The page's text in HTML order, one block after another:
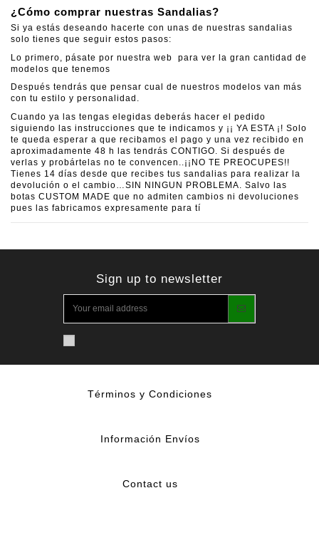
¿Cómo comprar nuestras Sandalias?
Si ya estás deseando hacerte con unas de nuestras sandalias
solo tienes que seguir estos pasos:
Lo primero, pásate por nuestra web para ver la gran cantidad de
modelos que tenemos
Después tendrás que pensar cual de nuestros modelos van más
con tu estilo y personalidad.
Cuando ya las tengas elegidas deberás hacer el pedido
siguiendo las instrucciones que te indicamos y ¡¡ YA ESTA ¡! Solo
te queda esperar a que recibamos el pago y una vez recibido en
aproximadamente 48 h las tendrás CONTIGO. Si después de
verlas y probártelas no te convencen..¡¡NO TE PREOCUPES!!
Tienes 14 días desde que recibes tus sandalias para realizar la
devolución o el cambio…SIN NINGUN PROBLEMA. Salvo las
botas CUSTOM MADE que no admiten cambios ni devoluciones
pues las fabricamos expresamente para tí
Sign up to newsletter
Términos y Condiciones
Información Envíos
Contact us